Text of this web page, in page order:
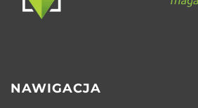
NAWIGACJA